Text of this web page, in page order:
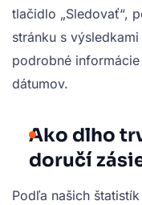
tlačidlo „Sledovať“,
stránku s
podrobné
dátumov.
Ako dlho
doručí
Podľa našich